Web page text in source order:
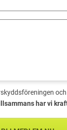
har vi